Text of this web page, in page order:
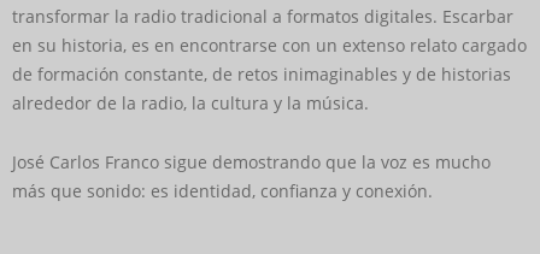
transformar la radio tradicional a formatos digitales. Escarbar
en su historia, es en encontrarse con un extenso relato cargado
de formación constante, de retos inimaginables y de historias
alrededor de la radio, la cultura y la música.
José Carlos Franco sigue demostrando que la voz es mucho
más que sonido: es identidad, confianza y conexión.